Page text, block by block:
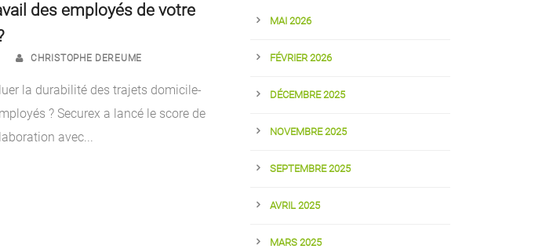
des employés de votre
CHRISTOPHE DEREUME
la durabilité des trajets domicile-
? Securex a lancé le score de
avec...
MAI 2026
FÉVRIER 2026
DÉCEMBRE 2025
NOVEMBRE 2025
SEPTEMBRE 2025
AVRIL 2025
MARS 2025